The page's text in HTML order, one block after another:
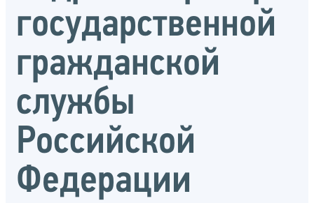
государственной
гражданской
службы
Российской
Федерации